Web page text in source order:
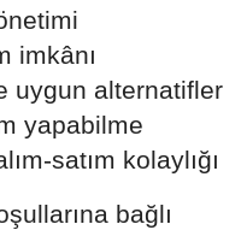
imkânı
uygun alternatifler
yapabilme
satım kolaylığı
bağlı